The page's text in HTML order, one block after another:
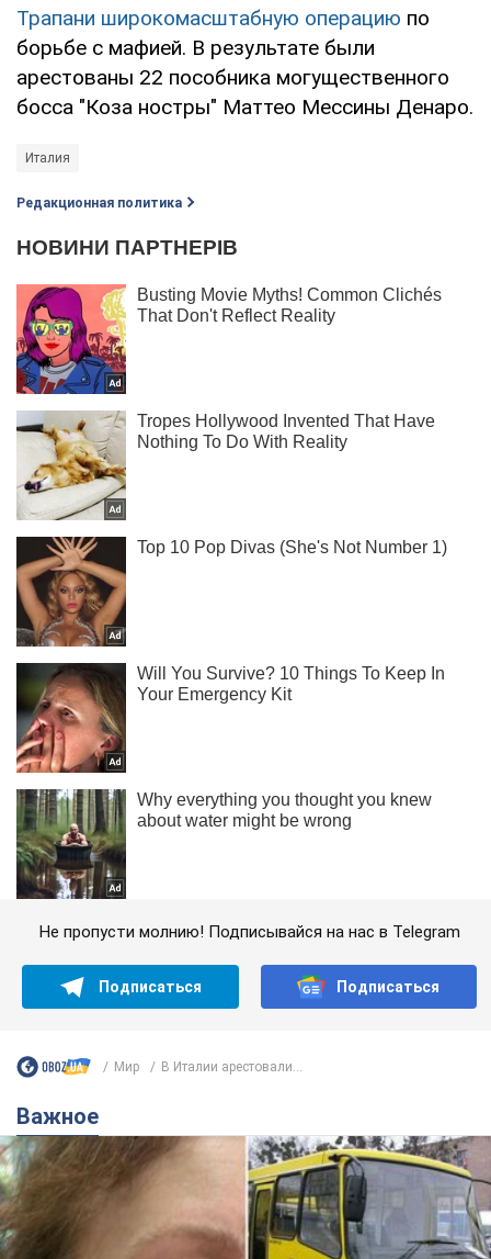
Трапани широкомасштабную операцию по
борьбе с мафией. В результате были
арестованы 22 пособника могущественного
босса "Коза ностры" Маттео Мессины Денаро.
Италия
Редакционная политика
Не пропусти молнию! Подписывайся на нас в Telegram
Подписаться Подписаться
Мир В Италии арестовали...
Важное